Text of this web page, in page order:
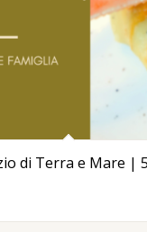
di Terra e Mare |